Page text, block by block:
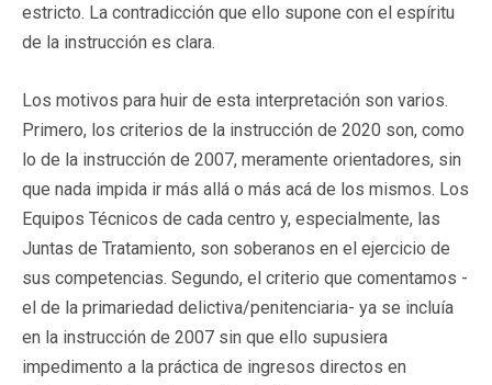
estricto. La contradicción que ello supone con el espíritu
de la instrucción es clara.
Los motivos para huir de esta interpretación son varios.
Primero, los criterios de la instrucción de 2020 son, como
lo de la instrucción de 2007, meramente orientadores, sin
que nada impida ir más allá o más acá de los mismos. Los
Equipos Técnicos de cada centro y, especialmente, las
Juntas de Tratamiento, son soberanos en el ejercicio de
sus competencias. Segundo, el criterio que comentamos -
el de la primariedad delictiva/penitenciaria- ya se incluía
en la instrucción de 2007 sin que ello supusiera
impedimento a la práctica de ingresos directos en